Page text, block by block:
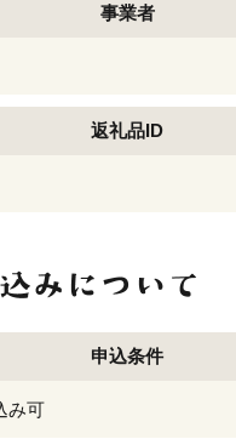
事業者
返礼品ID
申込条件
み可